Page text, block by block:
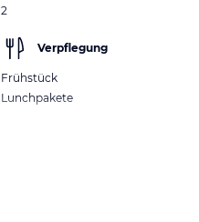
2
Verpflegung
Frühstück
Lunchpakete